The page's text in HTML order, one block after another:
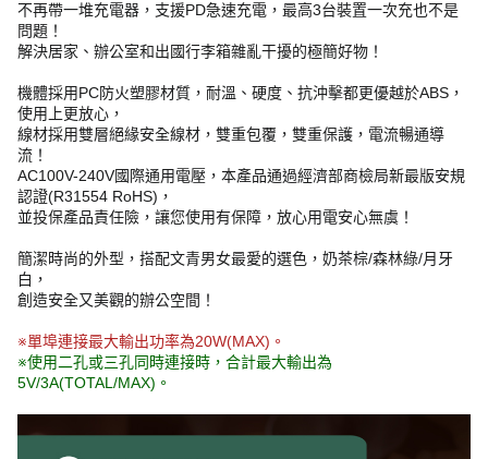
不再帶一堆充電器，支援PD急速充電，最高3台裝置一次充也不是
問題！
解決居家、辦公室和出國行李箱雜亂干擾的極簡好物！
機體採用PC防火塑膠材質，耐溫、硬度、抗沖擊都更優越於ABS，
使用上更放心，
線材採用雙層絕緣安全線材，雙重包覆，雙重保護，電流暢通導
流！
AC100V-240V國際通用電壓，本產品通過經濟部商檢局新最版安規
認證(R31554 RoHS)，
並投保產品責任險，讓您使用有保障，放心用電安心無虞！
簡潔時尚的外型，搭配文青男女最愛的選色，奶茶棕/森林綠/月牙
白，
創造安全又美觀的辦公空間！
※單埠連接最大輸出功率為20W(MAX)。
※使用二孔或三孔同時連接時，合計最大輸出為
5V/3A(TOTAL/MAX)。